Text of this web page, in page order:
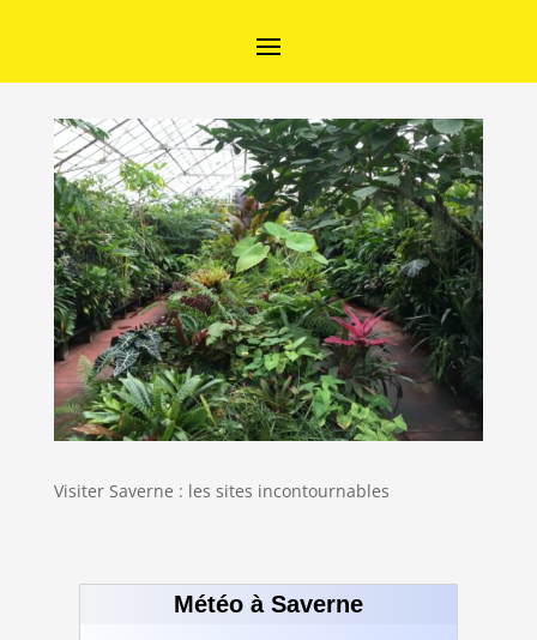
Visiter Saverne : les sites incontournables
Météo à Saverne